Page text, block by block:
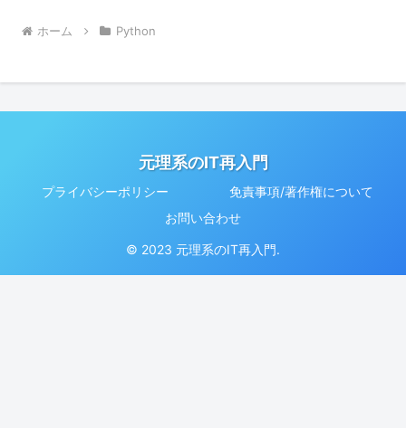
ホーム Python
元理系のIT再入門
プライバシーポリシー
免責事項/著作権について
お問い合わせ
© 2023 元理系のIT再入門.